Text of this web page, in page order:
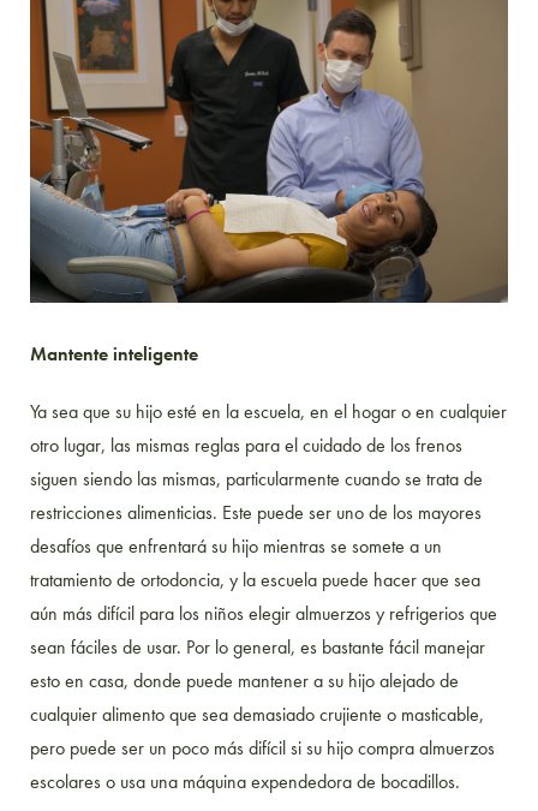
Mantente inteligente
Ya sea que su hijo esté en la escuela, en el hogar o en cualquier
otro lugar, las mismas reglas para el cuidado de los frenos
siguen siendo las mismas, particularmente cuando se trata de
restricciones alimenticias. Este puede ser uno de los mayores
desafíos que enfrentará su hijo mientras se somete a un
tratamiento de ortodoncia, y la escuela puede hacer que sea
aún más difícil para los niños elegir almuerzos y refrigerios que
sean fáciles de usar. Por lo general, es bastante fácil manejar
esto en casa, donde puede mantener a su hijo alejado de
cualquier alimento que sea demasiado crujiente o masticable,
pero puede ser un poco más difícil si su hijo compra almuerzos
escolares o usa una máquina expendedora de bocadillos.